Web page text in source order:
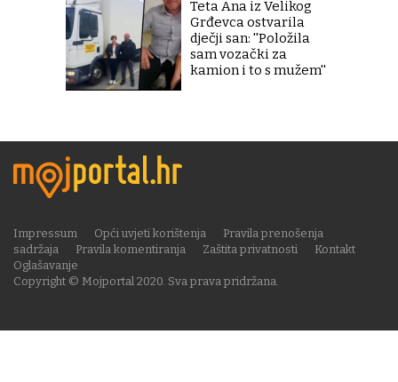
Teta Ana iz Velikog
Grđevca ostvarila
dječji san: ''Položila
sam vozački za
kamion i to s mužem''
Copyright © Mojportal 2020. Sva prava pridržana.
Impressum Opći uvjeti korištenja
Pravila prenošenja
sadržaja
Pravila komentiranja Zaštita privatnosti
Kontakt
Oglašavanje